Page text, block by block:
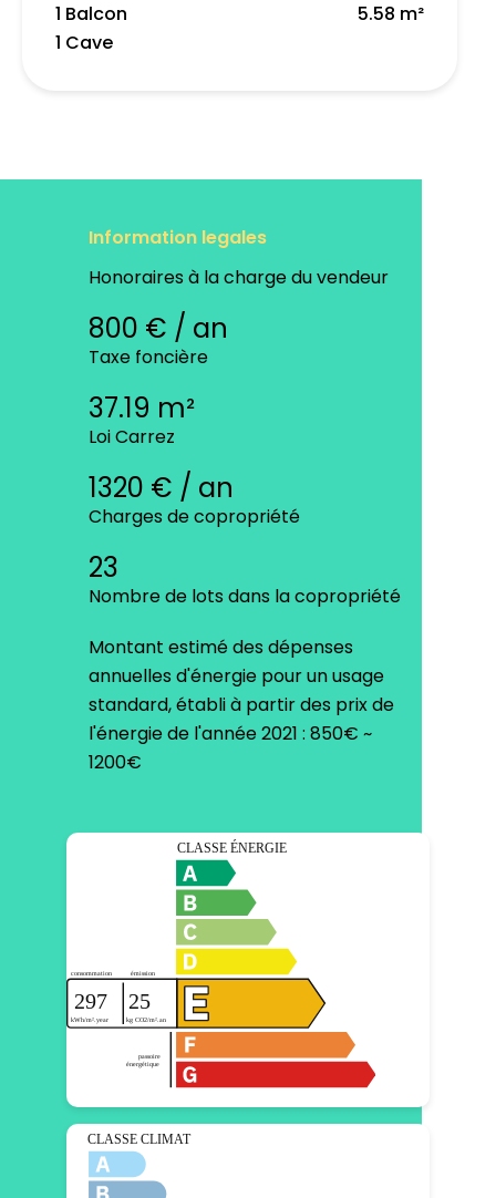
1 Balcon
5.58 m²
1 Cave
Information legales
Honoraires à la charge du vendeur
800 € / an
Taxe foncière
37.19 m²
Loi Carrez
1320 € / an
Charges de copropriété
23
Nombre de lots dans la copropriété
Montant estimé des dépenses
annuelles d'énergie pour un usage
standard, établi à partir des prix de
l'énergie de l'année 2021 : 850€ ~
1200€